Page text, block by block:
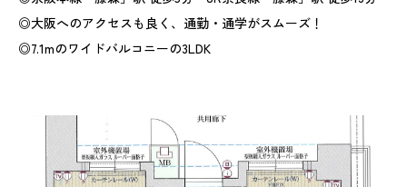
◎大阪へのアクセスも良く、通勤・通学がスムーズ！
◎7.1mのワイドバルコニーの3LDK